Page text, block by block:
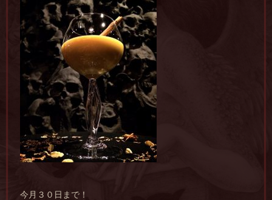
今月３０日まで！